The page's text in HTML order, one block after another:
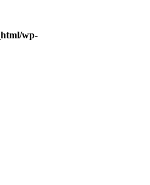
wp-